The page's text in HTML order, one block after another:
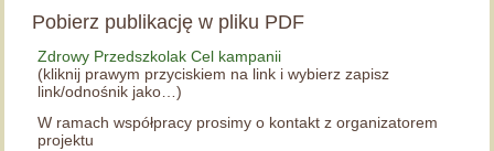
Pobierz publikację w pliku PDF
Zdrowy Przedszkolak Cel kampanii
(kliknij prawym przyciskiem na link i wybierz zapisz
link/odnośnik jako…)
W ramach współpracy prosimy o kontakt z organizatorem
projektu